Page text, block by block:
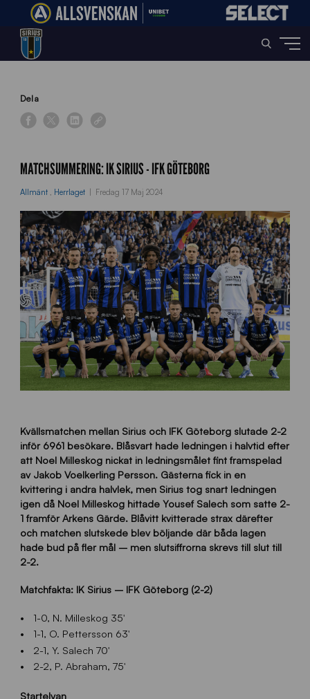
Home»
Dela
MATCHSUMMERING: IK SIRIUS - IFK GÖTEBORG
Allmänt , Herrlaget Fredag 17 Maj 2024
Kvällsmatchen mellan Sirius och IFK Göteborg slutade 2-2
inför 6961 besökare. Blåsvart hade ledningen i halvtid efter
att Noel Milleskog nickat in ledningsmålet fint framspelad
av Jakob Voelkerling Persson. Gästerna fick in en
kvittering i andra halvlek, men Sirius tog snart ledningen
igen då Noel Milleskog hittade Yousef Salech som satte 2-
1 framför Arkens Gärde. Blåvitt kvitterade strax därefter
och matchen slutskede blev böljande där båda lagen
hade bud på fler mål – men slutsiffrorna skrevs till slut till
2-2.
Matchfakta: IK Sirius – IFK Göteborg (2-2)
1-0, N. Milleskog 35′
1-1, O. Pettersson 63′
2-1, Y. Salech 70′
2-2, P. Abraham, 75′
Startelvan